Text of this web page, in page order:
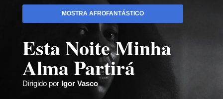
MOSTRA AFROFANTÁSTICO
Esta Noite Minha
Alma Partirá
Dirigido por Igor Vasco